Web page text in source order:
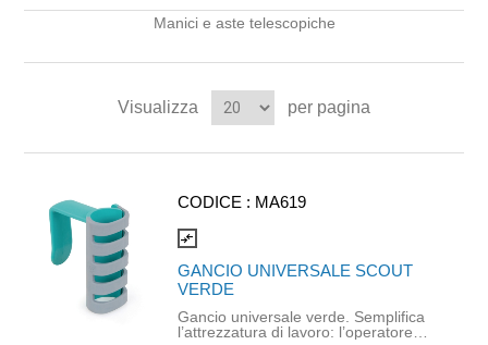
Manici e aste telescopiche
Visualizza per pagina
CODICE : MA619
compare_arrows
GANCIO UNIVERSALE SCOUT
VERDE
Gancio universale verde. Semplifica
l’attrezzatura di lavoro: l’operatore